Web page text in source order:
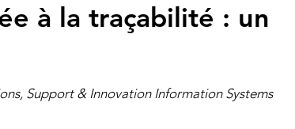
à la traçabilité : un
Support & Innovation Information Systems